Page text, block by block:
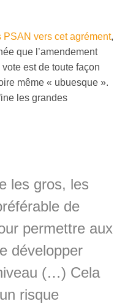
PSAN vers cet agrément,
que l’amendement
est de toute façon
même « ubuesque ».
les grandes
les gros, les
de
permettre aux
développer
(…) Cela
risque